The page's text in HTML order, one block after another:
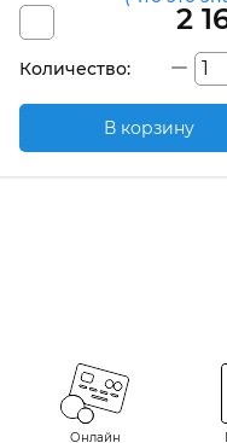
2
Количество:
В корзину
Онлайн